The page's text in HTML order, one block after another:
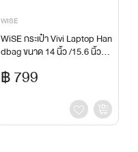
WISE
WiSE กระเป๋า Vivi Laptop Han
dbag ขนาด 14 นิ้ว /15.6 นิ้ว
Laptop กันรอย กันกระแทก กัน
฿ 799